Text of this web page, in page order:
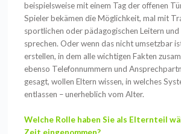
beispielsweise mit einem Tag der offenen
Spieler bekämen die Möglichkeit, mal mit
sportlichen oder pädagogischen Leitern
sprechen. Oder wenn das nicht umsetzbar
erstellen, in dem alle wichtigen Fakten
ebenso Telefonnummern und
gesagt, wollen Eltern wissen, in welches
entlassen – unerheblich vom Alter.
Welche Rolle haben Sie als Elternteil
Zeit eingenommen?